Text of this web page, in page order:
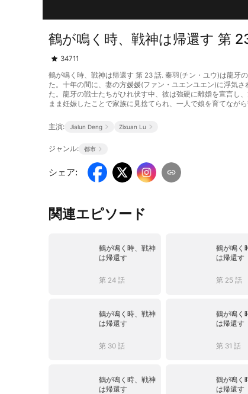
鶴が鳴く時、戦神は帰還す 第
34711
鶴が鳴く時、戦神は帰還す 第 23 話. 秦羽(チン・ユウ)は龍牙
た。十年の間に、妻の方媛媛(ファン・ユエンユエン)に浮気
た。龍牙の戦士たちがひれ伏す中、彼は強硬に離婚を宣言し
まま妊娠したことで家族に見捨てられ、一人で娘を育てな
主演: Jialun Deng Zixuan Lu
ジャンル: 都市
シェア:
関連エピソード
鶴が鳴く時、戦神
は帰還す
第 24 話
鶴が鳴く
は帰還す
第 25 話
鶴が鳴く時、戦神
は帰還す
第 30 話
鶴が鳴く
は帰還す
第 31 話
鶴が鳴く時、戦神
は帰還す
鶴が鳴く
は帰還す